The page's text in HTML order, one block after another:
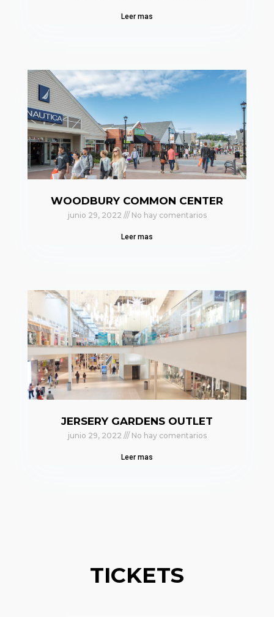
Leer mas
WOODBURY COMMON CENTER
junio 29, 2022 No hay comentarios
Leer mas
JERSERY GARDENS OUTLET
junio 29, 2022 No hay comentarios
Leer mas
TICKETS